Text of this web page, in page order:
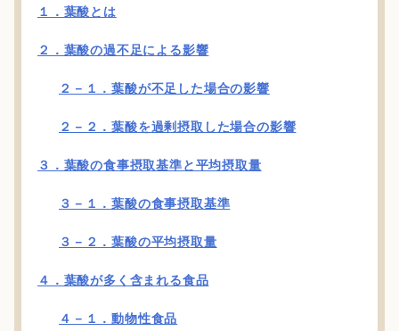
１．葉酸とは
２．葉酸の過不足による影響
２－１．葉酸が不足した場合の影響
２－２．葉酸を過剰摂取した場合の影響
３．葉酸の食事摂取基準と平均摂取量
３－１．葉酸の食事摂取基準
３－２．葉酸の平均摂取量
４．葉酸が多く含まれる食品
４－１．動物性食品